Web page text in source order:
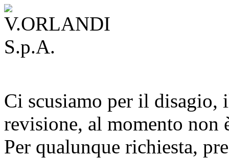
Ci scusiamo per il disagio,
revisione, al momento non
Per qualunque richiesta,